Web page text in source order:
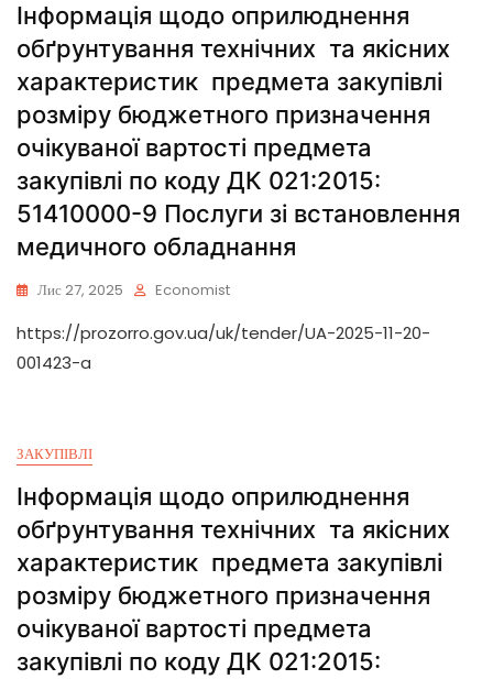
Інформація щодо оприлюднення
обґрунтування технічних та якісних
характеристик предмета закупівлі
розміру бюджетного призначення
очікуваної вартості предмета
закупівлі по коду ДК 021:2015:
51410000-9 Послуги зі встановлення
медичного обладнання
Лис 27, 2025 Economist
https://prozorro.gov.ua/uk/tender/UA-2025-11-20-
001423-a
ЗАКУПІВЛІ
Інформація щодо оприлюднення
обґрунтування технічних та якісних
характеристик предмета закупівлі
розміру бюджетного призначення
очікуваної вартості предмета
закупівлі по коду ДК 021:2015: